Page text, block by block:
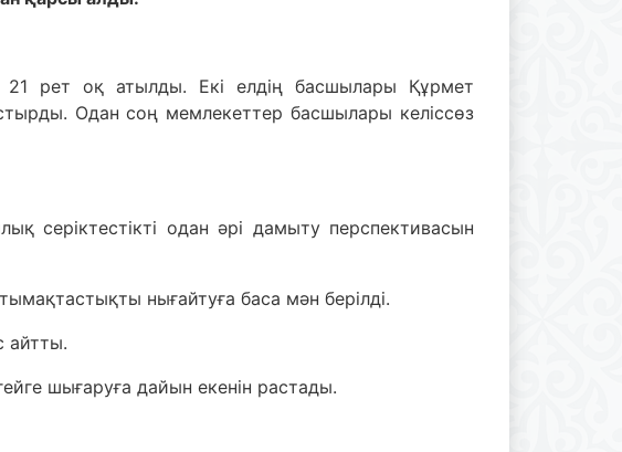
21 рет оқ атылды. Екі елдің басшылары Құрмет
Одан соң мемлекеттер басшылары келіссөз
серіктестікті одан әрі дамыту перспективасын
нығайтуға баса мән берілді.
айтты.
шығаруға дайын екенін растады.